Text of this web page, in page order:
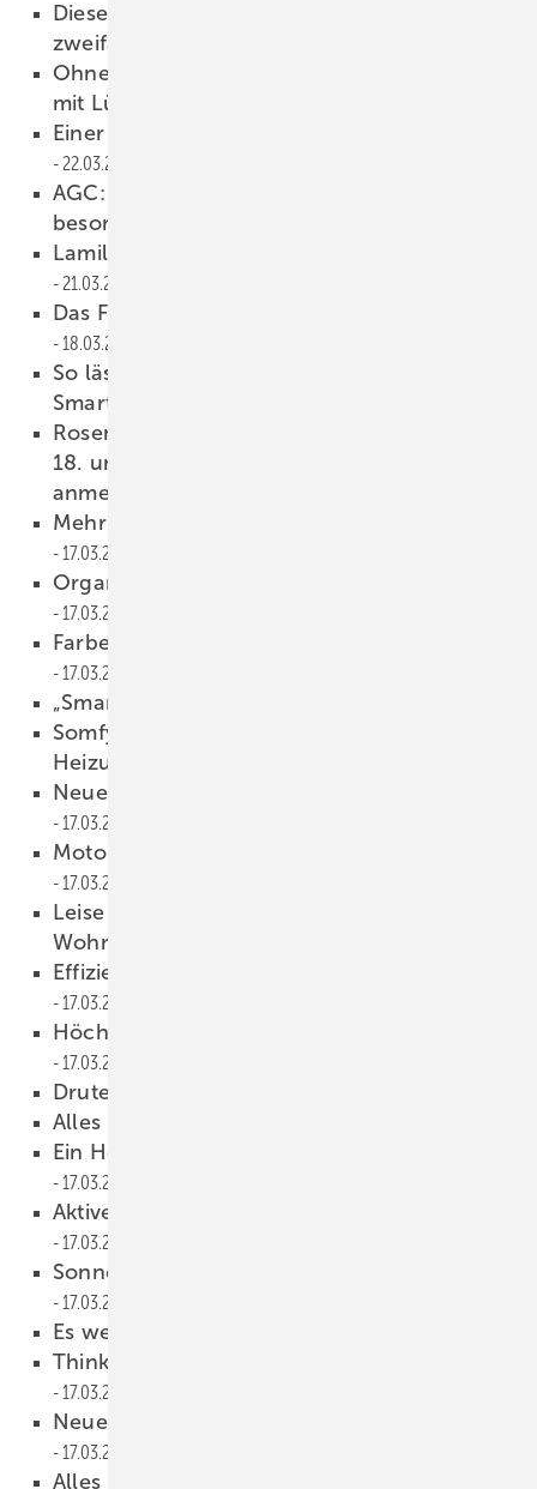
Diese Aluminium Stulp-Fenstertür ist
zweifach barrierefrei
Ohne viel Aufwand: Fenstertausch
mit Lüfterflügel
Einer der besten Arbeitgeber in Deutschland
22.03.2022
AGC: Absturzsichernde Gläser der
besonderen Art
Lamilux: Hier trifft Design auf Sicherheit
21.03.2022
Das Fenster-Recycling weiter voranbringen
18.03.2022
So lässt sich die Fertigung mit dem
Smartphone optimieren
Rosenheimer Tür- und Tortage: Diesmal am
18. und 19. Mai in Rosenheim – jetzt
anmelden
Mehr Funktionalität und Design
17.03.2022
Organisch gewachsenes Sortiment
17.03.2022
Farbenfroh und voll positiver Energie
17.03.2022
„Smart Home Ready“ mit MHZ
Somfy integriert innovative
Heizungslösungen
Neuer Smart Home-Standard „Matter“
17.03.2022
Motorfertigung à la „Selve Total“
17.03.2022
Leise Rollladenmotorisierung, mehr
Wohnkomfort
Effizient und nachhaltig produzieren
17.03.2022
Höchste Windstabilität für exponierte Lagen
17.03.2022
Drutex erweitert sein Angebot
Alles im Fluss
Ein Höchstmaß an Lebensqualität
17.03.2022
Aktive Unterstützung zur BEG Förderung
17.03.2022
Sonnenschutz ist eine Schlüsseltechnologie
17.03.2022
Es werde Licht!
Thinking HighTex ist die Mission
17.03.2022
Neues Schachtsystem für Markisen
17.03.2022
Alles nur eine Frage von Form und Farbe